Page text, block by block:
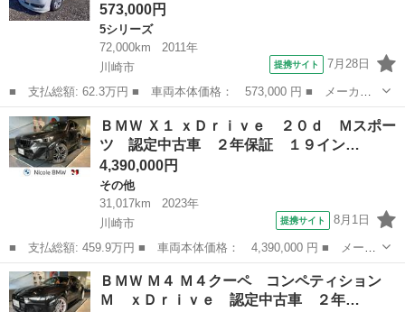
573,000円
5シリーズ
72,000km
2011年
川崎市
提携サイト 7月28日
■ 支払総額: 62.3万円 ■ 車両本体価格： 573,000 円 ■ メーカー
名： ＢＭＷ ■ 車種名： ５シリーズ ■ グレード名： ５２３
ｉ ハイラインパッケージ サンルーフ・レザーシート＆シートヒー
ター＆パワーシ...
神奈川 川崎市
ＢＭＷ Ｘ１ ｘＤｒｉｖｅ ２０ｄ Ｍスポー
ツ 認定中古車 ２年保証 １９イン…
4,390,000円
その他
31,017km
2023年
川崎市
提携サイト 8月1日
■ 支払総額: 459.9万円 ■ 車両本体価格： 4,390,000 円 ■ メーカ
ー名： ＢＭＷ ■ 車種名： Ｘ１ ■ グレード名： ｘＤｒｉｖ
ｅ ２０ｄ Ｍスポーツ 認定中古車 ２年保証 １９インチＡＷ
アクティブ...
神奈川 川崎市 その他
ＢＭＷ Ｍ４ Ｍ４クーペ コンペティション
Ｍ ｘＤｒｉｖｅ 認定中古車 ２年…